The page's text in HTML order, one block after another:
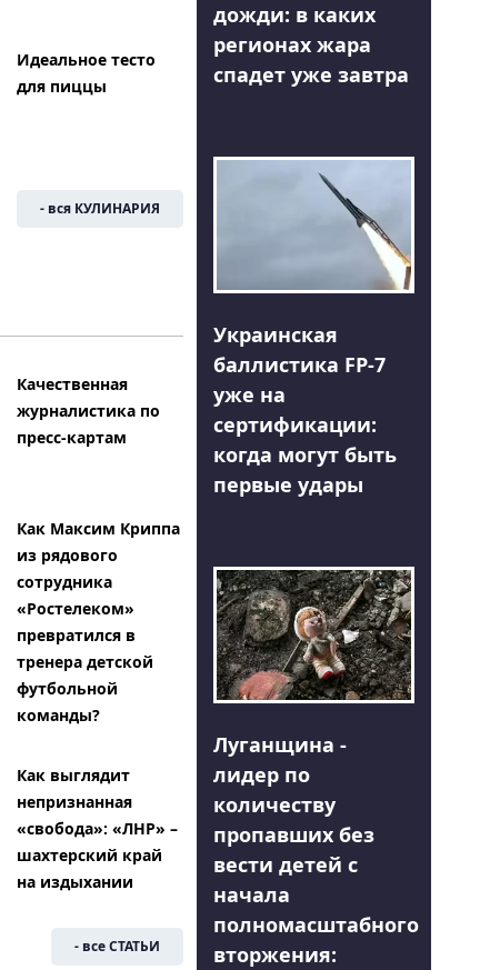
Идеальное тесто
для пиццы
- вся КУЛИНАРИЯ
Качественная
журналистика по
пресс-картам
Как Максим Криппа
из рядового
сотрудника
«Ростелеком»
превратился в
тренера детской
футбольной
команды?
Как выглядит
непризнанная
«свобода»: «ЛНР» –
шахтерский край
на издыхании
- все СТАТЬИ
дожди: в каких
регионах жара
спадет уже завтра
Украинская
баллистика FP-7
уже на
сертификации:
когда могут быть
первые удары
Луганщина -
лидер по
количеству
пропавших без
вести детей с
начала
полномасштабного
вторжения: